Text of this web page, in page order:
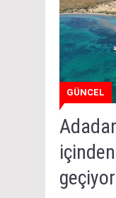
GÜNCEL